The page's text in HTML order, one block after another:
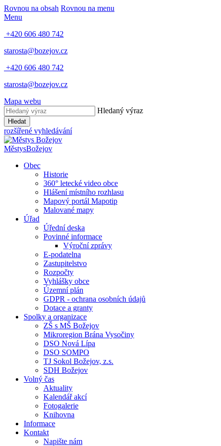
Rovnou na obsah Rovnou na menu
Menu
+420 606 480 742
starosta@bozejov.cz
+420 606 480 742
starosta@bozejov.cz
Mapa webu
Hledaný výraz
Hledat
rozšířené vyhledávání
MěstysBožejov
Obec
Historie
360° letecké video obce
Hlášení místního rozhlasu
Mapový portál Mapotip
Malované mapy
Úřad
Úřední deska
Povinné informace
Výroční zprávy
E-podatelna
Zastupitelstvo
Rozpočty
Vyhlášky obce
Územní plán
GDPR - ochrana osobních údajů
Dotace a granty
Spolky a organizace
ZŠ s MŠ Božejov
Mikroregion Brána Vysočiny
DSO Nová Lípa
DSO SOMPO
TJ Sokol Božejov, z.s.
SDH Božejov
Volný čas
Aktuality
Kalendář akcí
Fotogalerie
Knihovna
Informace
Kontakt
Napište nám